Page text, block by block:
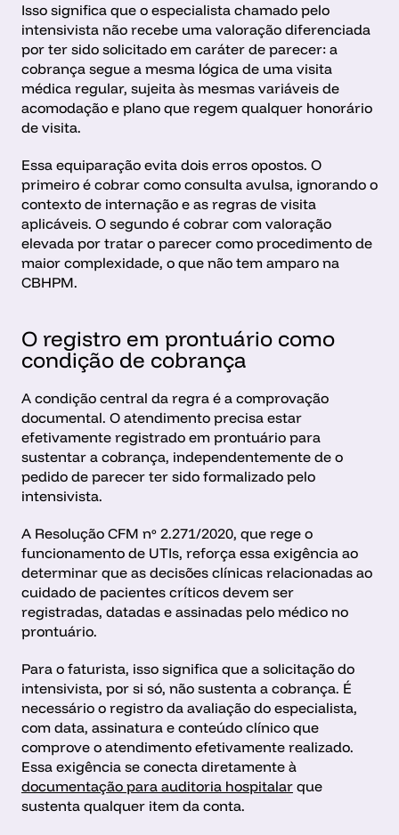
Isso significa que o especialista chamado pelo
intensivista não recebe uma valoração diferenciada
por ter sido solicitado em caráter de parecer: a
cobrança segue a mesma lógica de uma visita
médica regular, sujeita às mesmas variáveis de
acomodação e plano que regem qualquer honorário
de visita.
Essa equiparação evita dois erros opostos. O
primeiro é cobrar como consulta avulsa, ignorando o
contexto de internação e as regras de visita
aplicáveis. O segundo é cobrar com valoração
elevada por tratar o parecer como procedimento de
maior complexidade, o que não tem amparo na
CBHPM.
O registro em prontuário como
condição de cobrança
A condição central da regra é a comprovação
documental. O atendimento precisa estar
efetivamente registrado em prontuário para
sustentar a cobrança, independentemente de o
pedido de parecer ter sido formalizado pelo
intensivista.
A Resolução CFM nº 2.271/2020, que rege o
funcionamento de UTIs, reforça essa exigência ao
determinar que as decisões clínicas relacionadas ao
cuidado de pacientes críticos devem ser
registradas, datadas e assinadas pelo médico no
prontuário.
Para o faturista, isso significa que a solicitação do
intensivista, por si só, não sustenta a cobrança. É
necessário o registro da avaliação do especialista,
com data, assinatura e conteúdo clínico que
comprove o atendimento efetivamente realizado.
documentação para auditoria hospitalar que
sustenta qualquer item da conta.